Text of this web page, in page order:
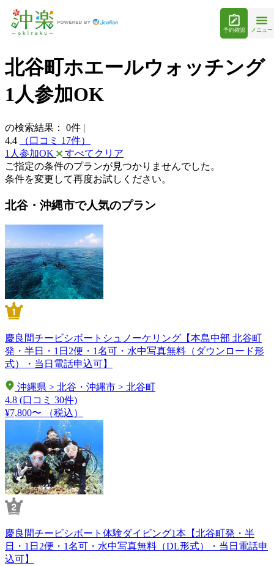
予約確認 メニュー
北谷町ホエールウォッチング
1人参加OK
の検索結果： 0件 |
4.4
（口コミ 17件）
1人参加OK
すべてクリア
ご指定の条件のプランが見つかりませんでした。
条件を変更して再度お試しください。
北谷・沖縄市で人気のプラン
慶良間チービシボートシュノーケリング【本島中部 北谷町
発・半日・1日2便・1名可・水中写真無料（ダウンロード形
式）・当日電話申込可】
沖縄県 > 北谷・沖縄市 > 北谷町
4.8 (口コミ 30件)
¥7,800〜
（税込）
慶良間チービシボート体験ダイビング1本【北谷町発・半
日・1日2便・1名可・水中写真無料（DL形式）・当日電話申
込可】